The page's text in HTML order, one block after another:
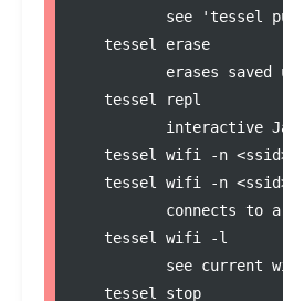
see 'tessel
   tessel erase
erases saved
   tessel repl
interactive
tessel wifi -n
tessel wifi -n
connects to
   tessel wifi -l
see current
   tessel stop